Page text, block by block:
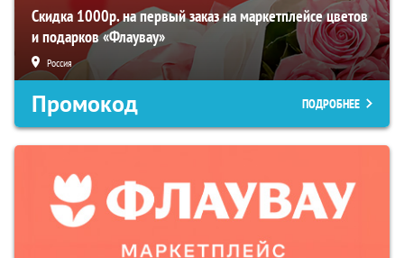
Скидка 1000р. на первый заказ на маркетплейсе цветов
и подарков «Флаувау»
Россия
Промокод ПОДРОБНЕЕ